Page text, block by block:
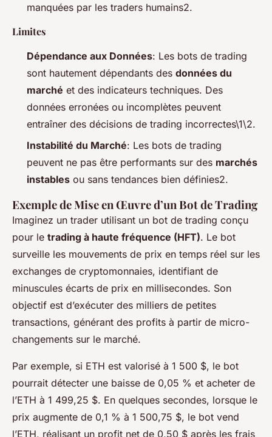
manquées par les traders humains2.
Limites
Dépendance aux Données: Les bots de trading
sont hautement dépendants des données du
marché et des indicateurs techniques. Des
données erronées ou incomplètes peuvent
entraîner des décisions de trading incorrectes\1\2.
Instabilité du Marché: Les bots de trading
peuvent ne pas être performants sur des marchés
instables ou sans tendances bien définies2.
Exemple de Mise en Œuvre d’un Bot de Trading
Imaginez un trader utilisant un bot de trading conçu
pour le trading à haute fréquence (HFT). Le bot
surveille les mouvements de prix en temps réel sur les
exchanges de cryptomonnaies, identifiant de
minuscules écarts de prix en millisecondes. Son
objectif est d’exécuter des milliers de petites
transactions, générant des profits à partir de micro-
changements sur le marché.
Par exemple, si ETH est valorisé à 1 500 $, le bot
pourrait détecter une baisse de 0,05 % et acheter de
l’ETH à 1 499,25 $. En quelques secondes, lorsque le
prix augmente de 0,1 % à 1 500,75 $, le bot vend
l’ETH, réalisant un profit net de 0,50 $ après les frais